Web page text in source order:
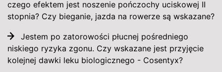
czego efektem jest noszenie pończochy uciskowej II
stopnia? Czy bieganie, jazda na rowerze są wskazane?
Jestem po zatorowości płucnej pośredniego
niskiego ryzyka zgonu. Czy wskazane jest przyjęcie
kolejnej dawki leku biologicznego - Cosentyx?